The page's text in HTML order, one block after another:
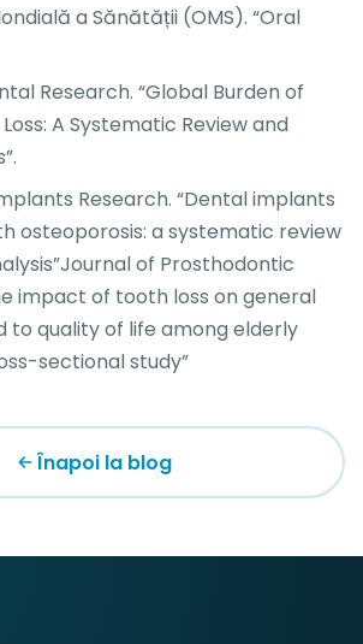
a Sănătății (OMS). “Oral
Research. “Global Burden of
A Systematic Review and
Research. “Dental implants
osteoporosis: a systematic review
of Prosthodontic
impact of tooth loss on general
to quality of life among elderly
sectional study”
Înapoi la blog